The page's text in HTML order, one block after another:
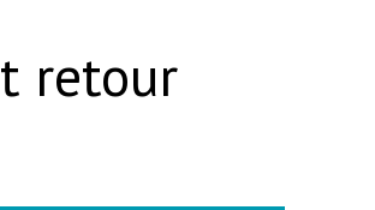
retour